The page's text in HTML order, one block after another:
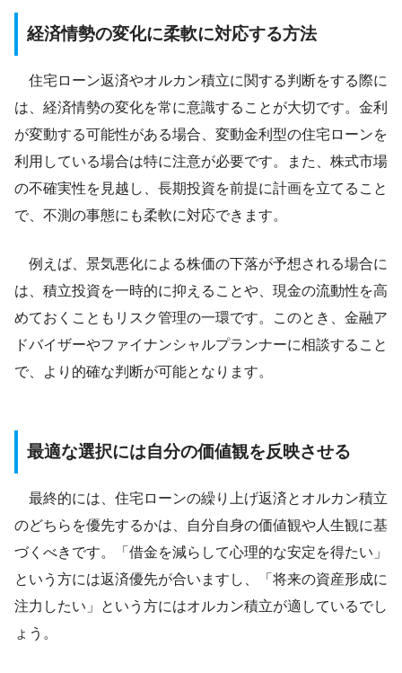
経済情勢の変化に柔軟に対応する方法
住宅ローン返済やオルカン積立に関する判断をする際に
は、経済情勢の変化を常に意識することが大切です。金利
が変動する可能性がある場合、変動金利型の住宅ローンを
利用している場合は特に注意が必要です。また、株式市場
の不確実性を見越し、長期投資を前提に計画を立てること
で、不測の事態にも柔軟に対応できます。
例えば、景気悪化による株価の下落が予想される場合に
は、積立投資を一時的に抑えることや、現金の流動性を高
めておくこともリスク管理の一環です。このとき、金融ア
ドバイザーやファイナンシャルプランナーに相談すること
で、より的確な判断が可能となります。
最適な選択には自分の価値観を反映させる
最終的には、住宅ローンの繰り上げ返済とオルカン積立
のどちらを優先するかは、自分自身の価値観や人生観に基
づくべきです。「借金を減らして心理的な安定を得たい」
という方には返済優先が合いますし、「将来の資産形成に
注力したい」という方にはオルカン積立が適しているでし
ょう。